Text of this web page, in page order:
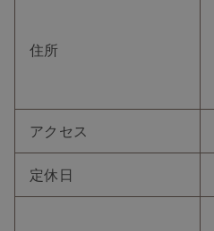
住所
アクセス
定休日